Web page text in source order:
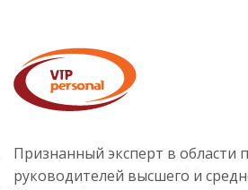
Признанный эксперт в области
руководителей высшего и